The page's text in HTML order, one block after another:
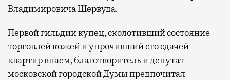
Владимировича Шервуда.
Первой гильдии купец, сколотивший состояние
торговлей кожей и упрочивший его сдачей
квартир внаем, благотворитель и депутат
московской городской Думы предпочитал